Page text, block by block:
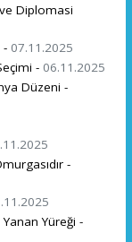
Diplomasi
- 07.11.2025
- 06.11.2025
Düzeni -
-
Yüreği -